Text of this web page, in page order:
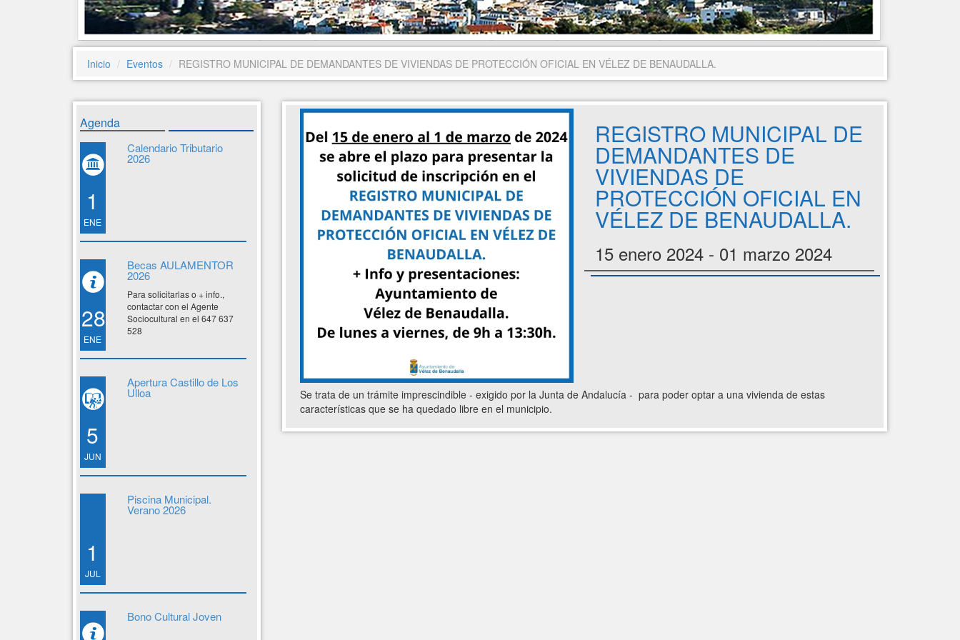
Inicio Eventos REGISTRO MUNICIPAL DE DEMANDANTES DE VIVIENDAS DE PROTECCIÓN OFICIAL EN VÉLEZ DE BENAUDALLA.
Agenda
1
ENE
Calendario Tributario
2026
28
ENE
Becas AULAMENTOR
2026
Para solicitarlas o + info.,
contactar con el Agente
Sociocultural en el 647 637
528
5
JUN
Apertura Castillo de Los
Ulloa
1
JUL
Piscina Municipal.
Verano 2026
Bono Cultural Joven
REGISTRO MUNICIPAL DE
DEMANDANTES DE
VIVIENDAS DE
PROTECCIÓN OFICIAL EN
VÉLEZ DE BENAUDALLA.
15 enero 2024 - 01 marzo 2024
Se trata de un trámite imprescindible - exigido por la Junta de Andalucía - para poder optar a una vivienda de estas
características que se ha quedado libre en el municipio.